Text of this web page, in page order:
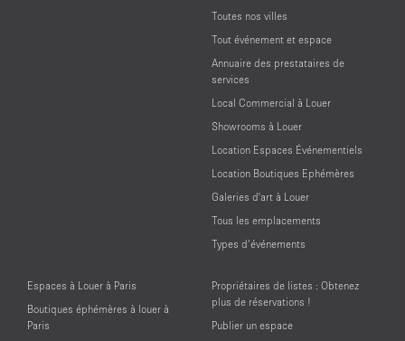
Toutes nos villes
Tout événement et espace
Annuaire des prestataires de
services
Local Commercial à Louer
Showrooms à Louer
Location Espaces Événementiels
Location Boutiques Ephémères
Galeries d'art à Louer
Tous les emplacements
Types d’événements
Espaces à Louer à Paris
Boutiques éphémères à louer à
Paris
Propriétaires de listes : Obtenez
plus de réservations !
Publier un espace